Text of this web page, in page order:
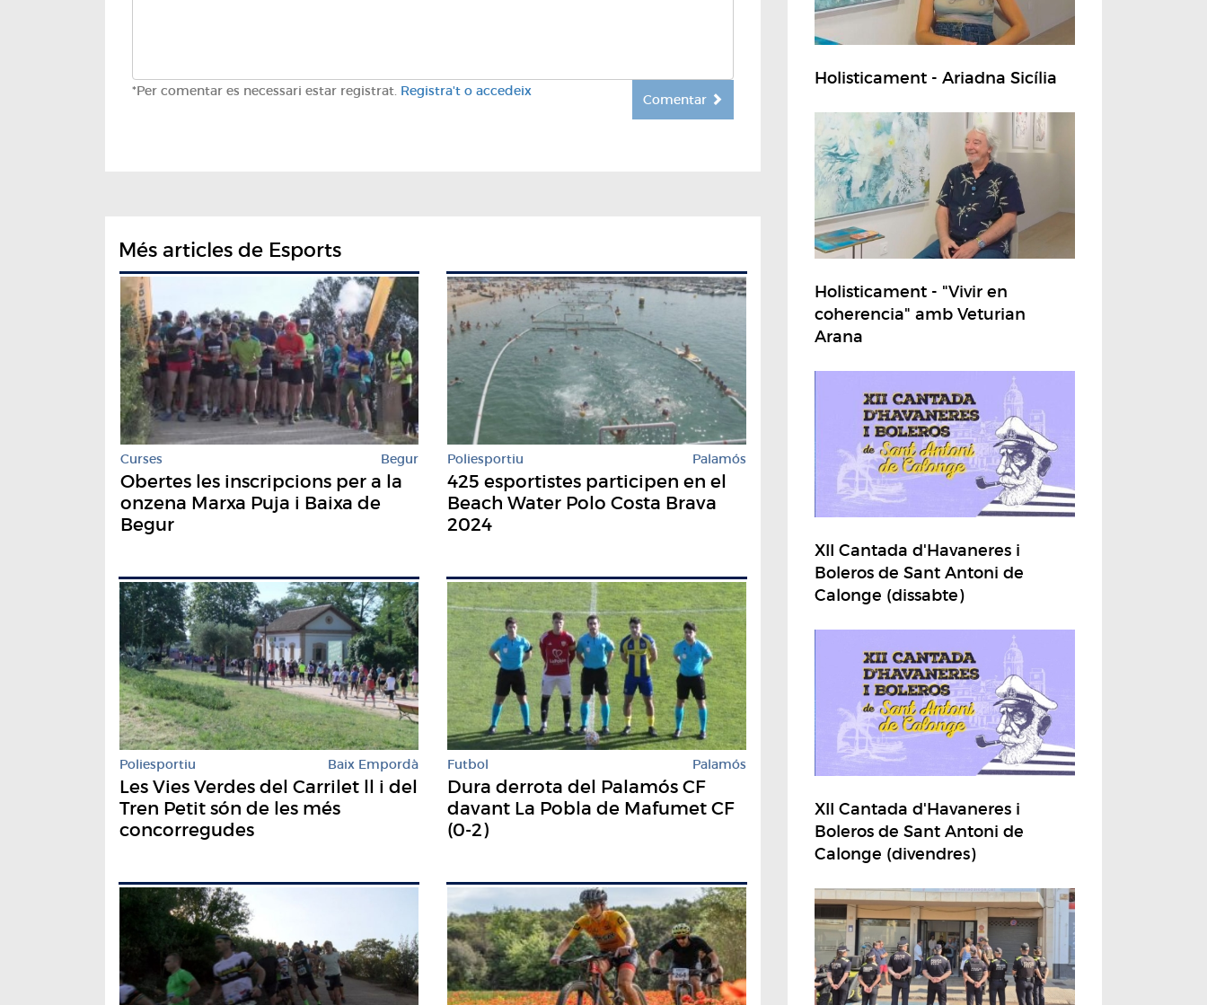
*Per comentar es necessari estar registrat. Registra't o accedeix
Comentar
Més articles de Esports
Curses Begur
Obertes les inscripcions per a la
onzena Marxa Puja i Baixa de
Begur
Poliesportiu Palamós
425 esportistes participen en el
Beach Water Polo Costa Brava
2024
Poliesportiu Baix Empordà
Les Vies Verdes del Carrilet ll i del
Tren Petit són de les més
concorregudes
Futbol Palamós
Dura derrota del Palamós CF
davant La Pobla de Mafumet CF
(0-2)
Holisticament - Ariadna Sicília
Holisticament - "Vivir en
coherencia" amb Veturian
Arana
XII Cantada d'Havaneres i
Boleros de Sant Antoni de
Calonge (dissabte)
XII Cantada d'Havaneres i
Boleros de Sant Antoni de
Calonge (divendres)